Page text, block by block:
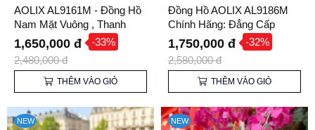
AOLIX AL9161M - Đồng Hồ
Nam Mặt Vuông , Thanh
Lịch Cho Quý Ông
1,650,000 đ -33%
2,480,000 đ
THÊM VÀO GIỎ
Đồng Hồ AOLIX AL9186M
Chính Hãng: Đẳng Cấp
Sang Trọng Cho Phái Mạnh
1,750,000 đ -32%
2,580,000 đ
THÊM VÀO GIỎ
NEW NEW